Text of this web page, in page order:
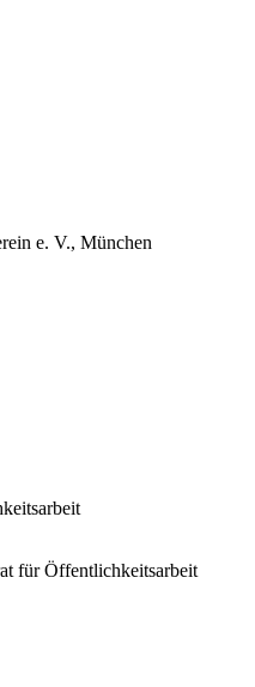
e. V., München
für Öffentlichkeitsarbeit